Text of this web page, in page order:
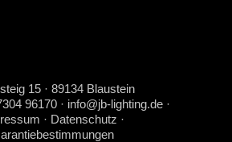
15 · 89134 Blaustein
96170 · info@jb-lighting.de ·
· Datenschutz ·